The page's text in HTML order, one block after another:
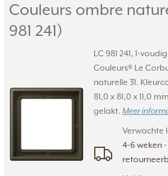
Couleurs ombre
981 241)
LC 981 241, 1-
Couleurs® Le
naturelle 31.
81,0 x 81,0 x 11,0
gelakt. Meer
Verwachte
4-6 weken